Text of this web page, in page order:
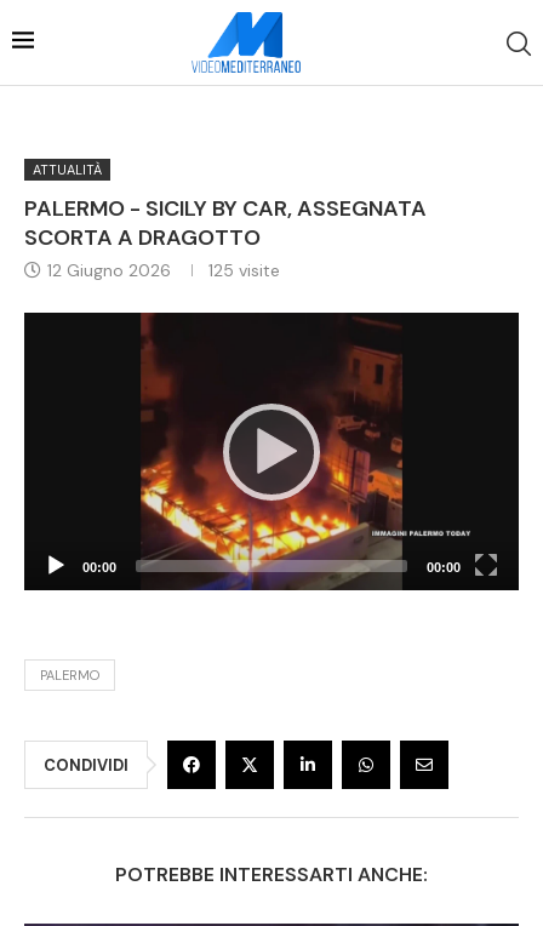
ATTUALITÀ
PALERMO - SICILY BY CAR, ASSEGNATA
SCORTA A DRAGOTTO
12 Giugno 2026 125 visite
00:00 00:00
PALERMO
CONDIVIDI
POTREBBE INTERESSARTI ANCHE: